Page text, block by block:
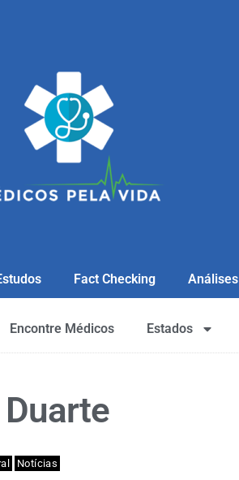
Fact Checking Análises
Encontre Médicos Estados
Notícias